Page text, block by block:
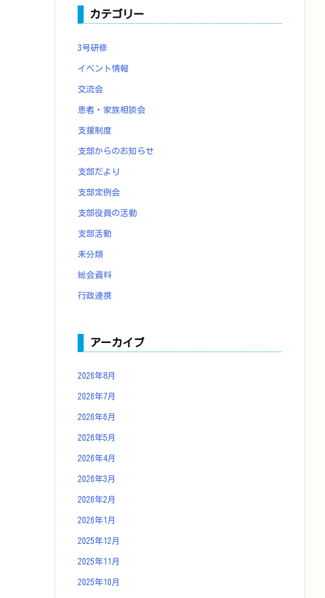
カテゴリー
3号研修
イベント情報
交流会
患者・家族相談会
支援制度
支部からのお知らせ
支部だより
支部定例会
支部役員の活動
支部活動
未分類
総会資料
行政連携
アーカイブ
2026年8月
2026年7月
2026年6月
2026年5月
2026年4月
2026年3月
2026年2月
2026年1月
2025年12月
2025年11月
2025年10月